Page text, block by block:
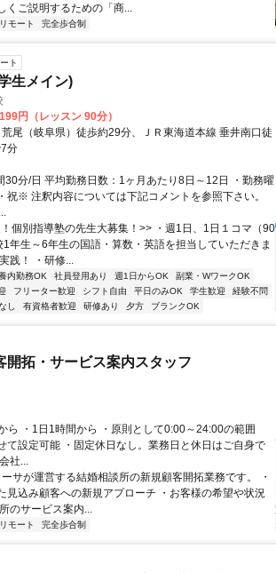
くご説明するための「商...
モート 完全歩合制
ト
生メイン)
円（レッスン 90分）
尾（岐阜県）徒歩約29分、ＪＲ東海道本線 垂井南口徒
分
30分/日 平均勤務日数：1ヶ月あたり8日～12日 ・勤務曜
祝※ 注釈内容については下記コメントを参照下さい。
個別指導塾の先生大募集！>> ・週1日、1日１コマ（90
年生～6年生の国語・算数・英語を担当していただきま
践！ ・研修...
内勤務OK 社員登用あり 週1日からOK
副業・WワークOK
フリーター歓迎 シフト自由 平日のみOK 学生歓迎
経験不問
し 有資格者歓迎 研修あり 夕方 ブランクOK
開拓・サービス案内スタッフ
ら ・1日1時間から ・原則として0:00～24:00の範囲
て設定可能 ・固定休日なし。業務日と休日はご自身で
社...
サが運営する結婚相談所の新規顧客開拓業務です。 ・
見込み顧客への新規アプローチ ・お客様の希望や状況
のサービス案内...
モート 完全歩合制